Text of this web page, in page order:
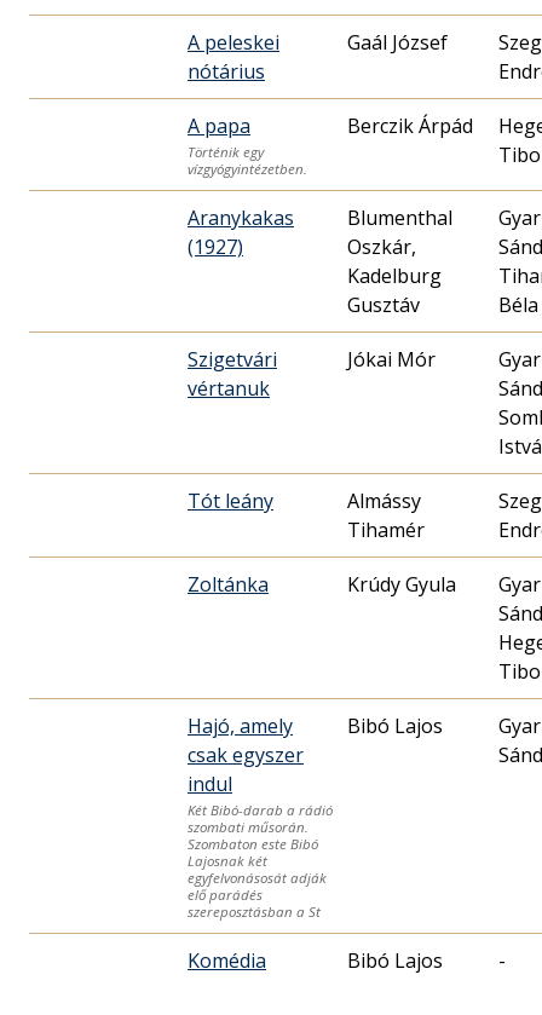
A peleskei
nótárius
Gaál József
A papa
Történik egy
vízgyógyintézetben.
Berczik Árpád
Aranykakas
(1927)
Blumenthal
Oszkár,
Kadelburg
Gusztáv
Béla
Szigetvári
vértanuk
Jókai Mór
Tót leány
Almássy
Tihamér
Zoltánka Krúdy Gyula
Hajó, amely
csak egyszer
indul
Két Bibó-darab a rádió
szombati műsorán.
Szombaton este Bibó
Lajosnak két
egyfelvonásosát adják
elő parádés
szereposztásban a St
Bibó Lajos
Komédia Bibó Lajos -